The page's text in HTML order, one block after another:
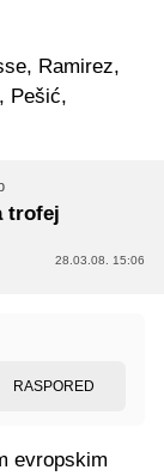
Ramirez,
Pešić,
trofej
28.03.08. 15:06
RASPORED
evropskim